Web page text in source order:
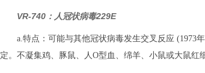
VR-740：人冠状病毒229E
a.特点：可能与其他冠状病毒发生交叉反应
定。不凝集鸡、豚鼠、人O型血、绵羊、小鼠或大鼠红